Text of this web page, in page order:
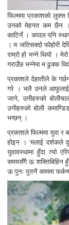
फिल्ममा प्रकाशको
उनको मेहनत कम छैन ।
काटिनँ । कपाल पनि
। म जतिसक्दो फोहोरी
राम्रो हो भन्ने थियो ।
गराउँछ भन्नेमा म ढुक्क
प्रकाशले देहातीले के
गरे । भलै उनले आफूलाई
जाने, उनीहरुको
उनीहरुको बोली
भन्छन् ।
प्रकाशले फिल्ममा युवा र
होइन । ‘मलाई दर्शकले
युवावस्थामा हुँदा त्यो
समयसँगै ऊ शक्तिबिहिन
ऊ पुनः पुरानै काममा